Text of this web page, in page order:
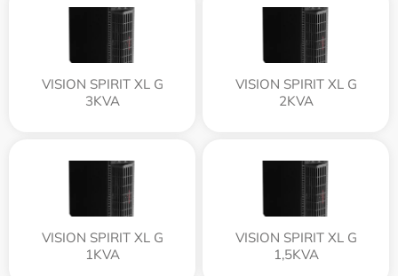
VISION SPIRIT XL G
3KVA
VISION SPIRIT XL G
2KVA
VISION SPIRIT XL G
1KVA
VISION SPIRIT XL G
1,5KVA